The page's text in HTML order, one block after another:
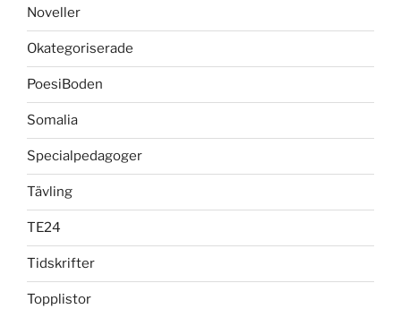
Noveller
Okategoriserade
PoesiBoden
Somalia
Specialpedagoger
Tävling
TE24
Tidskrifter
Topplistor